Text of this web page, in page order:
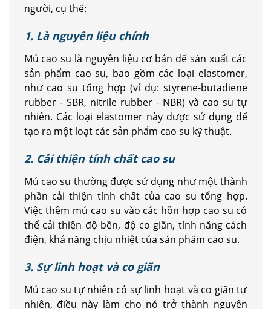
người, cụ thể:
1. Là nguyên liệu chính
Mủ cao su là nguyên liệu cơ bản để sản xuất các
sản phẩm cao su, bao gồm các loại elastomer,
như cao su tổng hợp (ví dụ: styrene-butadiene
rubber - SBR, nitrile rubber - NBR) và cao su tự
nhiên. Các loại elastomer này được sử dụng để
tạo ra một loạt các sản phẩm cao su kỹ thuật.
2. Cải thiện tính chất cao su
Mủ cao su thường được sử dụng như một thành
phần cải thiện tính chất của cao su tổng hợp.
Việc thêm mủ cao su vào các hỗn hợp cao su có
thể cải thiện độ bền, độ co giãn, tính năng cách
điện, khả năng chịu nhiệt của sản phẩm cao su.
3. Sự linh hoạt và co giãn
Mủ cao su tự nhiên có sự linh hoạt và co giãn tự
nhiên, điều này làm cho nó trở thành nguyên